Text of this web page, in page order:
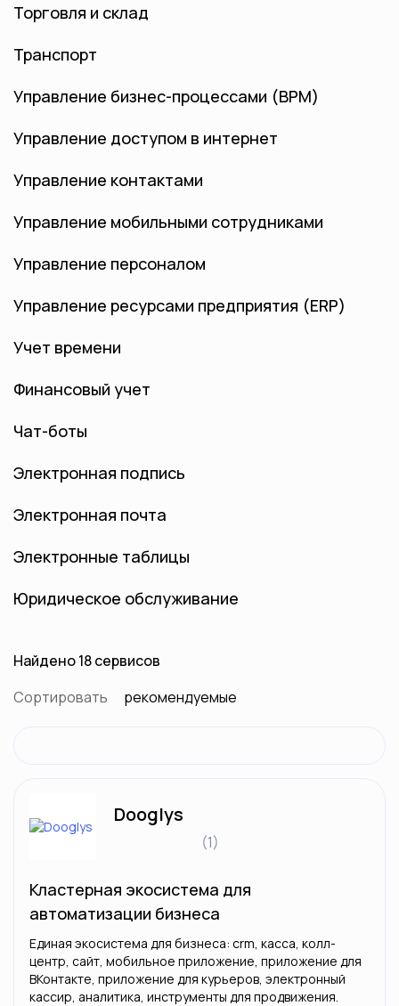
Найдено 18 сервисов
Сортировать
рекомендуемые
Dooglys
(1)
Кластерная экосистема для
автоматизации бизнеса
Единая экосистема для бизнеса: crm, касса, колл-
центр, сайт, мобильное приложение, приложение для
ВКонтакте, приложение для курьеров, электронный
кассир, аналитика, инструменты для продвижения.
Торговля и склад
Транспорт
Управление бизнес-процессами (BPM)
Управление доступом в интернет
Управление контактами
Управление мобильными сотрудниками
Управление персоналом
Управление ресурсами предприятия (ERP)
Учет времени
Финансовый учет
Чат-боты
Электронная подпись
Электронная почта
Электронные таблицы
Юридическое обслуживание